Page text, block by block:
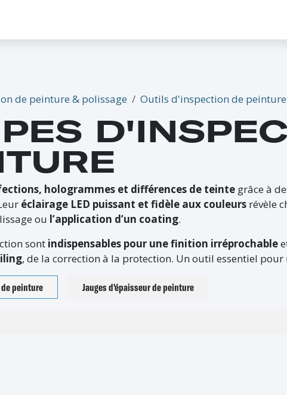
de peinture & polissage Outils d'inspection de peinture
hologrammes et différences de teinte grâce à
éclairage LED puissant et fidèle aux couleurs révèle
ou l’application d’un coating.
sont indispensables pour une finition irréprochable
, de la correction à la protection. Un outil essentiel
peinture Jauges d'épaisseur de peinture